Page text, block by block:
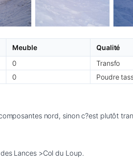
Meuble
Qualité
0
Transfo
0 Poudre
nord, sinon c?est plutôt
Lances >Col du Loup.